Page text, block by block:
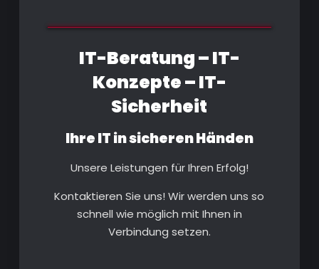
IT-Beratung – IT-
Konzepte – IT-
Sicherheit
Ihre IT in sicheren Händen
Unsere Leistungen für Ihren Erfolg!
Kontaktieren Sie uns! Wir werden uns so
schnell wie möglich mit Ihnen in
Verbindung setzen.